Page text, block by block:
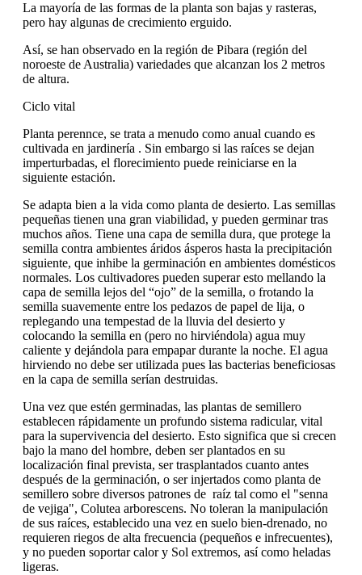
La mayoría de las formas de la planta son bajas y rasteras,
pero hay algunas de crecimiento erguido.
Así, se han observado en la región de Pibara (región del
noroeste de Australia) variedades que alcanzan los 2 metros
de altura.
Ciclo vital
Planta perennce, se trata a menudo como anual cuando es
cultivada en jardinería . Sin embargo si las raíces se dejan
imperturbadas, el florecimiento puede reiniciarse en la
siguiente estación.
Se adapta bien a la vida como planta de desierto. Las semillas
pequeñas tienen una gran viabilidad, y pueden germinar tras
muchos años. Tiene una capa de semilla dura, que protege la
semilla contra ambientes áridos ásperos hasta la precipitación
siguiente, que inhibe la germinación en ambientes domésticos
normales. Los cultivadores pueden superar esto mellando la
capa de semilla lejos del “ojo” de la semilla, o frotando la
semilla suavemente entre los pedazos de papel de lija, o
replegando una tempestad de la lluvia del desierto y
colocando la semilla en (pero no hirviéndola) agua muy
caliente y dejándola para empapar durante la noche. El agua
hirviendo no debe ser utilizada pues las bacterias beneficiosas
en la capa de semilla serían destruidas.
Una vez que estén germinadas, las plantas de semillero
establecen rápidamente un profundo sistema radicular, vital
para la supervivencia del desierto. Esto significa que si crecen
bajo la mano del hombre, deben ser plantados en su
localización final prevista, ser trasplantados cuanto antes
después de la germinación, o ser injertados como planta de
semillero sobre diversos patrones de raíz tal como el "senna
de vejiga", Colutea arborescens. No toleran la manipulación
de sus raíces, establecido una vez en suelo bien-drenado, no
requieren riegos de alta frecuencia (pequeños e infrecuentes),
y no pueden soportar calor y Sol extremos, así como heladas
ligeras.